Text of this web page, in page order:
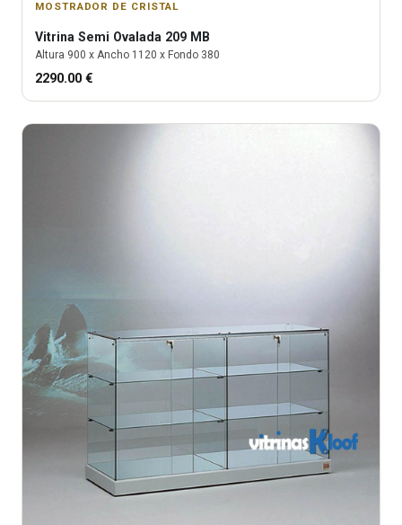
MOSTRADOR DE CRISTAL
Vitrina Semi Ovalada 209 MB
Altura 900 x Ancho 1120 x Fondo 380
2290.00 €